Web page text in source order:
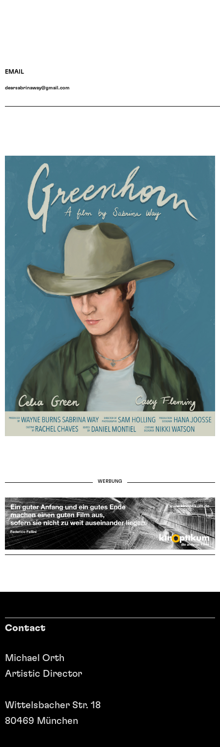
EMAIL
dearsabrinaway@gmail.com
WERBUNG
Contact
Michael Orth
Artistic Director
Wittelsbacher Str. 18
80469 München